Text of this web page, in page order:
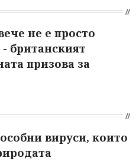
не е просто
британският
призова за
вируси, които